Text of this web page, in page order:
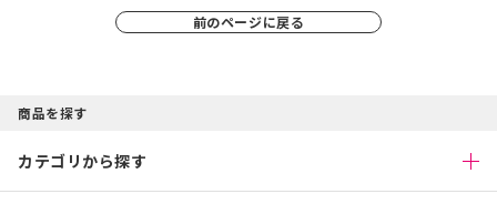
前のページに戻る
商品を探す
カテゴリから探す